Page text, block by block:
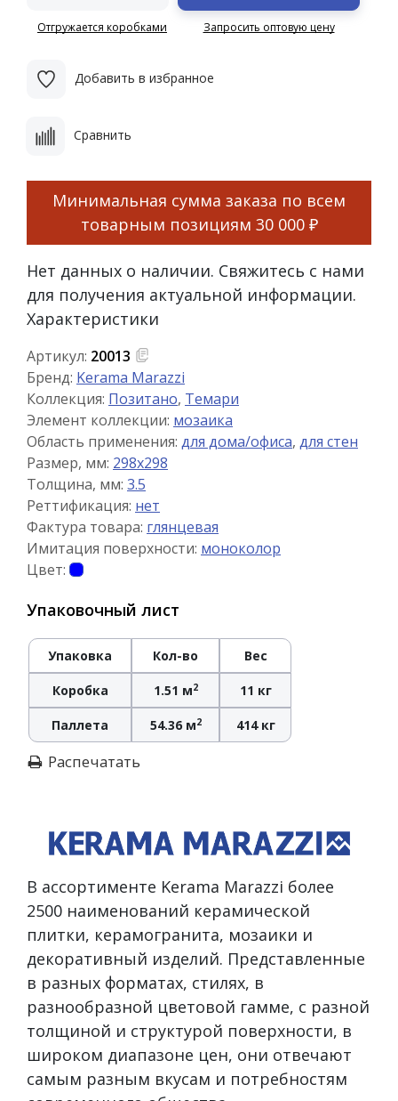
Отгружается коробками Запросить оптовую цену
Добавить в избранное
Сравнить
Минимальная сумма заказа по всем
товарным позициям 30 000 ₽
Нет данных о наличии. Свяжитесь с нами
для получения актуальной информации.
Характеристики
Артикул: 20013
Бренд: Kerama Marazzi
Коллекция: Позитано, Темари
Элемент коллекции: мозаика
Область применения: для дома/офиса, для стен
Размер, мм: 298x298
Толщина, мм: 3.5
Реттификация: нет
Фактура товара: глянцевая
Имитация поверхности: моноколор
Цвет:
Упаковочный лист
Упаковка Кол-во Вес
Коробка 1.51 м2 11 кг
Паллета 54.36 м2 414 кг
Распечатать
В ассортименте Kerama Marazzi более
2500 наименований керамической
плитки, керамогранита, мозаики и
декоративный изделий. Представленные
в разных форматах, стилях, в
разнообразной цветовой гамме, с разной
толщиной и структурой поверхности, в
широком диапазоне цен, они отвечают
самым разным вкусам и потребностям